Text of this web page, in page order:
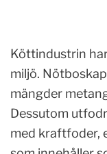
Köttindustrin
miljö.
mängder
Dessutom
med kraftfoder,